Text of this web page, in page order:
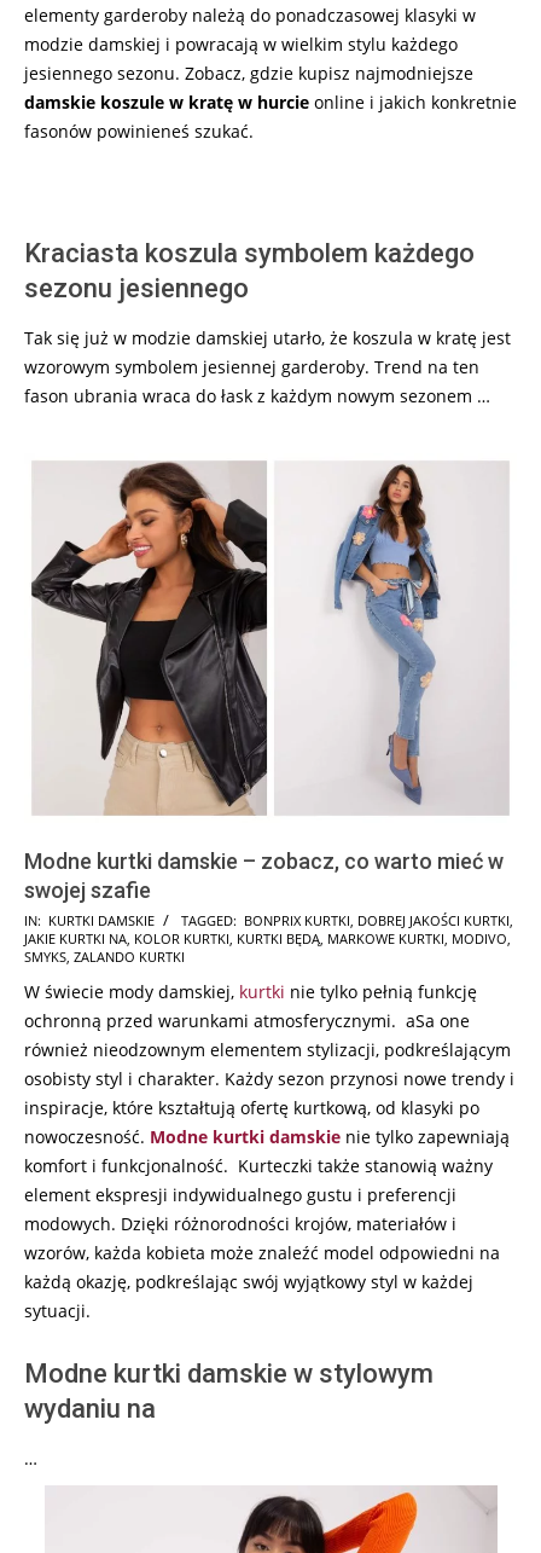
elementy garderoby należą do ponadczasowej klasyki w
modzie damskiej i powracają w wielkim stylu każdego
jesiennego sezonu. Zobacz, gdzie kupisz najmodniejsze
damskie koszule w kratę w hurcie online i jakich konkretnie
fasonów powinieneś szukać.
Kraciasta koszula symbolem każdego
sezonu jesiennego
Tak się już w modzie damskiej utarło, że koszula w kratę jest
wzorowym symbolem jesiennej garderoby. Trend na ten
fason ubrania wraca do łask z każdym nowym sezonem …
Modne kurtki damskie – zobacz, co warto mieć w
swojej szafie
2024-
12-
IN: KURTKI DAMSKIE TAGGED: BONPRIX KURTKI, DOBREJ JAKOŚCI KURTKI,
JAKIE KURTKI NA, KOLOR KURTKI, KURTKI BĘDĄ, MARKOWE KURTKI, MODIVO,
SMYKS, ZALANDO KURTKI
W świecie mody damskiej, kurtki nie tylko pełnią funkcję
ochronną przed warunkami atmosferycznymi. aSa one
również nieodzownym elementem stylizacji, podkreślającym
osobisty styl i charakter. Każdy sezon przynosi nowe trendy i
inspiracje, które kształtują ofertę kurtkową, od klasyki po
nowoczesność. Modne kurtki damskie nie tylko zapewniają
komfort i funkcjonalność. Kurteczki także stanowią ważny
element ekspresji indywidualnego gustu i preferencji
modowych. Dzięki różnorodności krojów, materiałów i
wzorów, każda kobieta może znaleźć model odpowiedni na
każdą okazję, podkreślając swój wyjątkowy styl w każdej
sytuacji.
Modne kurtki damskie w stylowym
wydaniu na
…